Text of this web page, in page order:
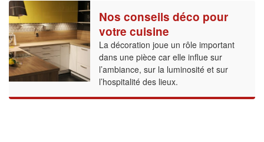
Nos conseils déco pour
votre cuisine
La décoration joue un rôle important
dans une pièce car elle influe sur
l’ambiance, sur la luminosité et sur
l’hospitalité des lieux.